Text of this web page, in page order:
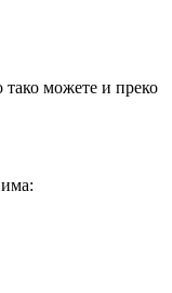
тако можете и преко